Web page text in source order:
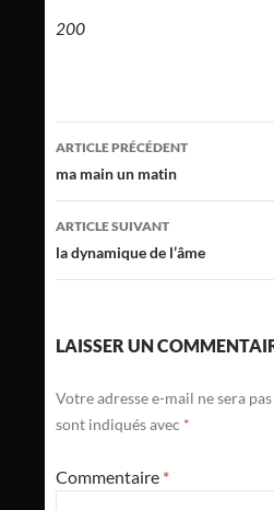
200
Navigation
des
articles
ARTICLE PRÉCÉDENT
ma main un matin
ARTICLE SUIVANT
la dynamique de l’âme
LAISSER UN
Votre adresse e-mail ne sera
sont indiqués avec *
Commentaire *